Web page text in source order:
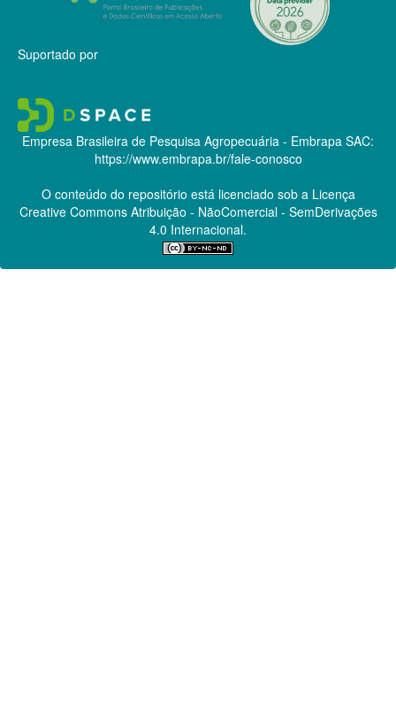
Suportado por
Empresa Brasileira de Pesquisa Agropecuária - Embrapa SAC:
https://www.embrapa.br/fale-conosco
O conteúdo do repositório está licenciado sob a Licença
Creative CommonsAtribuição - NãoComercial - SemDerivações
4.0 Internacional.